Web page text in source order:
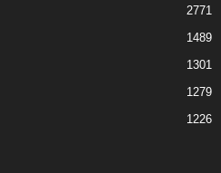
2771
1489
1301
1279
1226